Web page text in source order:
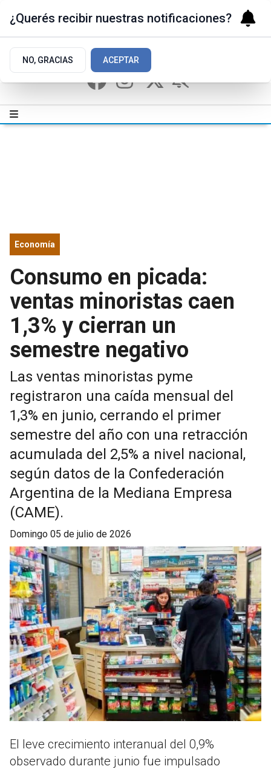
Economía
Consumo en picada:
ventas minoristas caen
1,3% y cierran un
semestre negativo
Las ventas minoristas pyme
registraron una caída mensual del
1,3% en junio, cerrando el primer
semestre del año con una retracción
acumulada del 2,5% a nivel nacional,
según datos de la Confederación
Argentina de la Mediana Empresa
(CAME).
domingo 05 de julio de 2026
El leve crecimiento interanual del 0,9%
observado durante junio fue impulsado
¿Querés recibir nuestras notificaciones?
NO, GRACIAS ACEPTAR